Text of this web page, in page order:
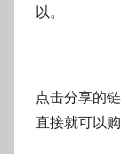
以。
点击分享的
直接就可以购